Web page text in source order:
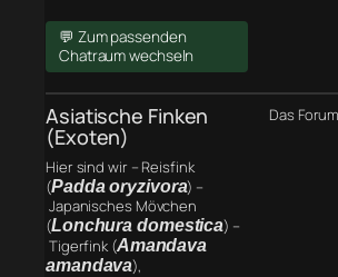
💬 Zum passenden
Chatraum wechseln
Asiatische Finken
(Exoten)
Hier sind wir – Reisfink
(Padda oryzivora) –
Japanisches Mövchen
(Lonchura domestica) –
Tigerfink (Amandava
amandava),
Das